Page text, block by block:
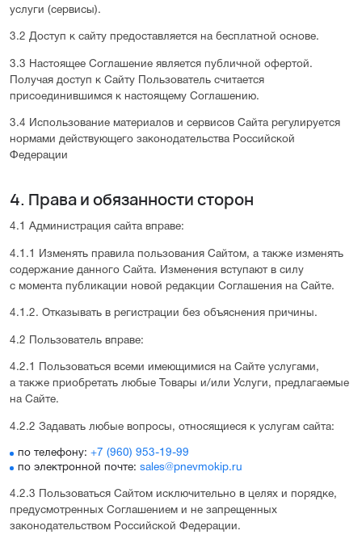
услуги (сервисы).
3.2 Доступ к сайту предоставляется на бесплатной основе.
3.3 Настоящее Соглашение является публичной офертой.
Получая доступ к Сайту Пользователь считается
присоединившимся к настоящему Соглашению.
3.4 Использование материалов и сервисов Сайта регулируется
нормами действующего законодательства Российской
Федерации
4. Права и обязанности сторон
4.1 Администрация сайта вправе:
4.1.1 Изменять правила пользования Сайтом, а также изменять
содержание данного Сайта. Изменения вступают в силу
с момента публикации новой редакции Соглашения на Сайте.
4.1.2. Отказывать в регистрации без объяснения причины.
4.2 Пользователь вправе:
4.2.1 Пользоваться всеми имеющимися на Сайте услугами,
а также приобретать любые Товары и/или Услуги, предлагаемые
на Сайте.
4.2.2 Задавать любые вопросы, относящиеся к услугам сайта:
по телефону: +7 (960) 953-19-99
по электронной почте: sales@pnevmokip.ru
4.2.3 Пользоваться Сайтом исключительно в целях и порядке,
предусмотренных Соглашением и не запрещенных
законодательством Российской Федерации.